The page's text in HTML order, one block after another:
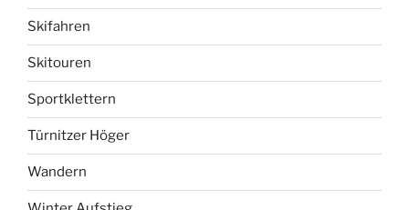
Skifahren
Skitouren
Sportklettern
Türnitzer Höger
Wandern